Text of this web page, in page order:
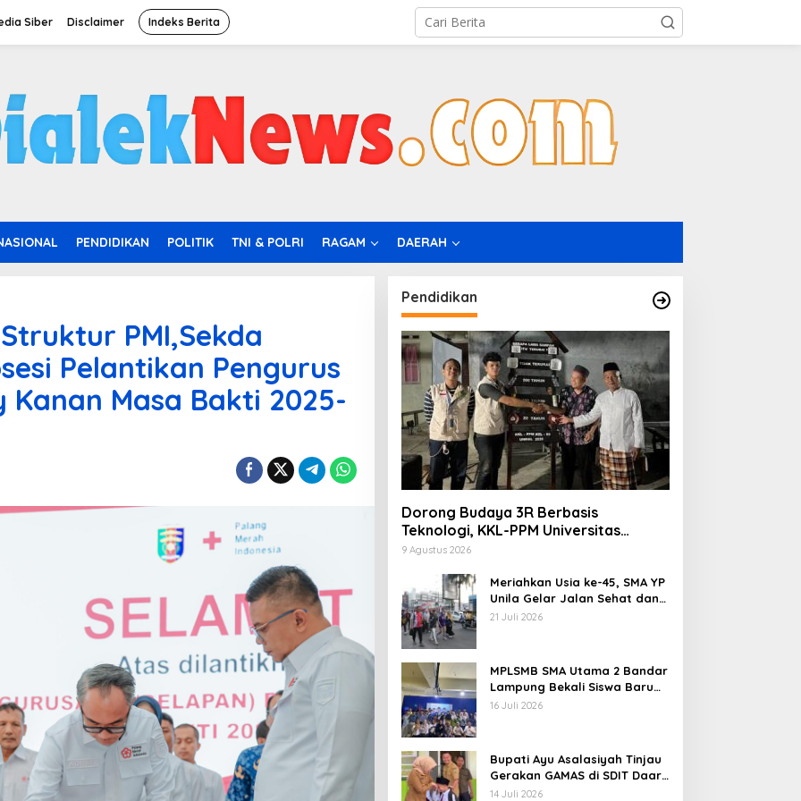
Siber Disclaimer Indeks Berita
PENDIDIKAN POLITIK TNI & POLRI RAGAM DAERAH
PMI,Sekda
Pelantikan Pengurus
Kanan Masa Bakti 2025-
Pendidikan
Dorong Budaya 3R Berbasis
Teknologi, KKL-PPM Universitas
Malahayati Kenalkan AI Barcode untuk
9 Agustus 2026
Meriahkan Usia ke-45, SMA YP
Unila Gelar Jalan Sehat dan
Potong Tumpeng
21 Juli 2026
MPLSMB SMA Utama 2 Bandar
Lampung Bekali Siswa Baru
Literasi Digital, Jurnalistik,
16 Juli 2026
Bupati Ayu Asalasiyah Tinjau
Gerakan GAMAS di SDIT Daar
‘Ilmi
14 Juli 2026